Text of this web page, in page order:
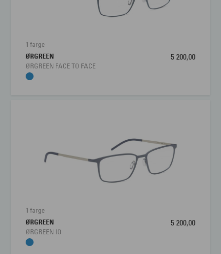
Bredde glass 36 mm
1 farge
ØRGREEN
ØRGREEN FACE TO FACE
5 200,00
1 farge
ØRGREEN
ØRGREEN IO
5 200,00